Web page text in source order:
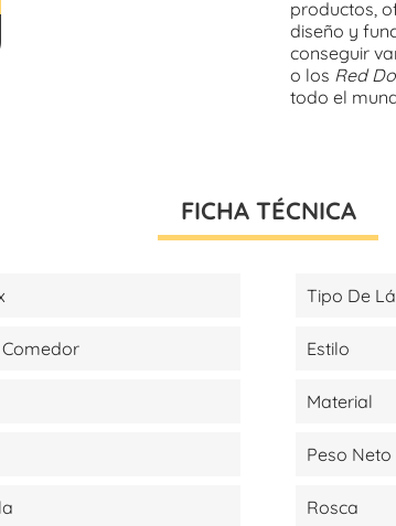
productos,
diseño y
conseguir
o los Red
todo el
FICHA TÉCNICA
Tipo De
Estilo
Material
Peso
Rosca